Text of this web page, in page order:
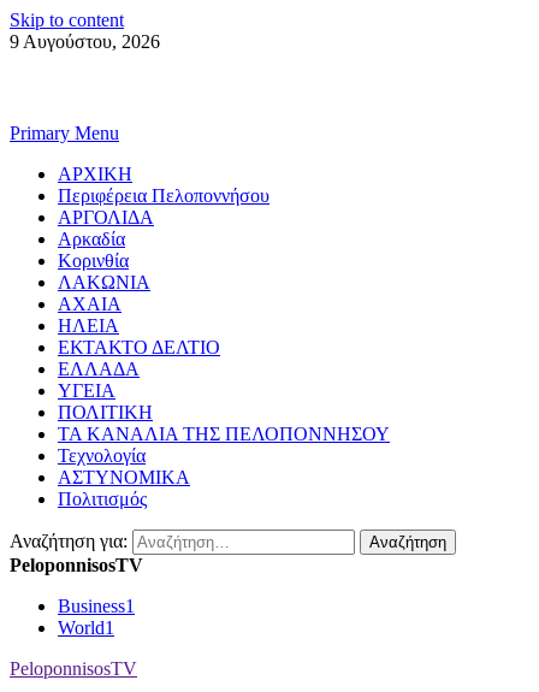
Skip to content
9 Αυγούστου, 2026
Primary Menu
ΑΡΧΙΚΗ
Περιφέρεια Πελοποννήσου
ΑΡΓΟΛΙΔΑ
Αρκαδία
Κορινθία
ΛΑΚΩΝΙΑ
ΑΧΑΙΑ
ΗΛΕΙΑ
ΕΚΤΑΚΤΟ ΔΕΛΤΙΟ
ΕΛΛΑΔΑ
ΥΓΕΙΑ
ΠΟΛΙΤΙΚΗ
ΤΑ ΚΑΝΑΛΙΑ ΤΗΣ ΠΕΛΟΠΟΝΝΗΣΟΥ
Τεχνολογία
ΑΣΤΥΝΟΜΙΚΑ
Πολιτισμός
Αναζήτηση για:
PeloponnisosTV
Business1
World1
PeloponnisosTV